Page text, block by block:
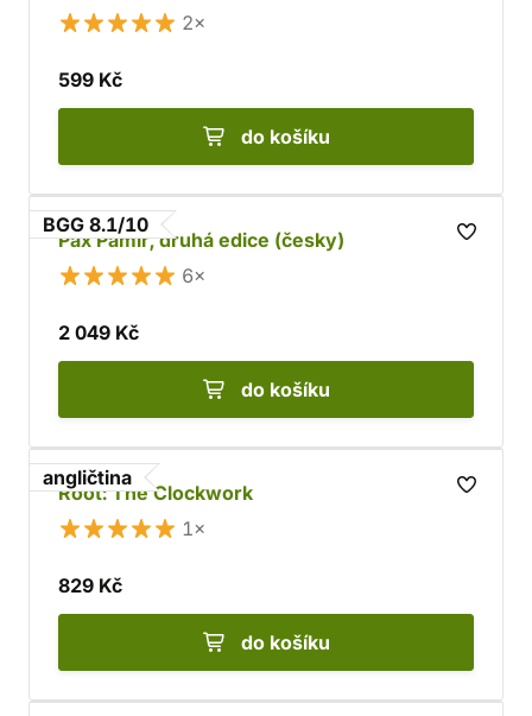
2×
599 Kč
do košíku
BGG 8.1/10
Pax Pamir, druhá edice (česky)
6×
2 049 Kč
do košíku
angličtina
Root: The Clockwork
1×
829 Kč
do košíku